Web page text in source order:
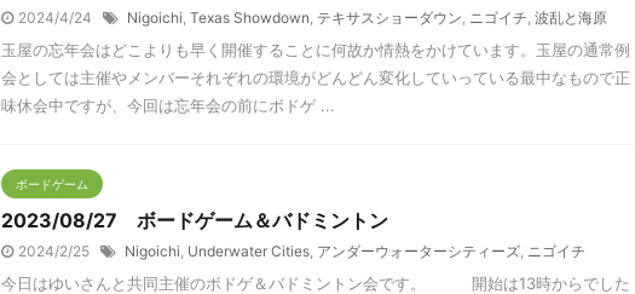
2024/4/24 Nigoichi, Texas Showdown, テキサスショーダウン, ニゴイチ, 波乱と海原
玉屋の忘年会はどこよりも早く開催することに何故か情熱をかけています。玉屋の通常例
会としては主催やメンバーそれぞれの環境がどんどん変化していっている最中なもので正
味休会中ですが、今回は忘年会の前にボドゲ ...
ボードゲーム
2023/08/27 ボードゲーム＆バドミントン
2024/2/25 Nigoichi, Underwater Cities, アンダーウォーターシティーズ, ニゴイチ
今日はゆいさんと共同主催のボドゲ＆バドミントン会です。 開始は13時からでした